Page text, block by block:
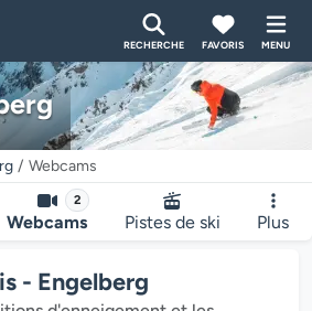
RECHERCHE FAVORIS MENU
Webcams
2
Webcams Pistes de ski Plus
- Engelberg